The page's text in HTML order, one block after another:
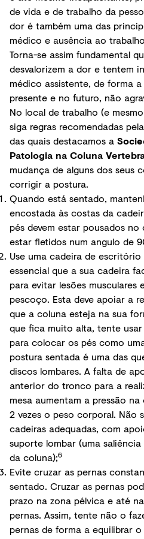
de vida e de trabalho da
dor é também uma das
médico e ausência ao
Torna-se assim fundamental
desvalorizem a dor e tentem
médico assistente, de forma
presente e no futuro, não
No local de trabalho (e
siga regras recomendadas
das quais destacamos a
Patologia na Coluna
mudança de alguns dos seus
corrigir a postura.
Quando está sentado,
encostada às costas da
pés devem estar pousados
estar fletidos num angulo de
Use uma cadeira de
essencial que a sua cadeira
para evitar lesões musculares
pescoço. Esta deve apoiar a
que a coluna esteja na sua
que fica muito alta, tente
para colocar os pés como
postura sentada é uma das
discos lombares. A falta de
anterior do tronco para a
mesa aumentam a pressão
2 vezes o peso corporal. Não
cadeiras adequadas, com
suporte lombar (uma
da coluna);6
Evite cruzar as pernas
sentado. Cruzar as pernas
prazo na zona pélvica e até
pernas. Assim, tente não o
pernas de forma a equilibrar